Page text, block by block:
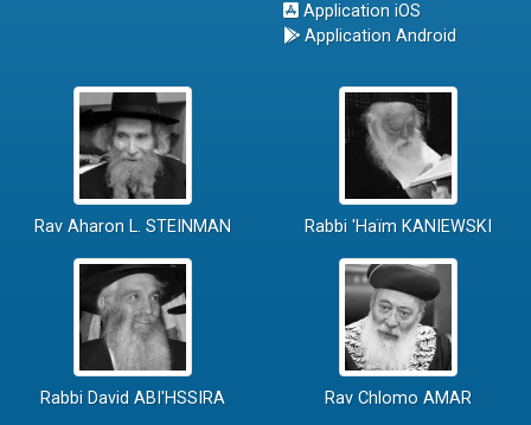
Application iOS
Application Android
Rav Aharon L. STEINMAN Rabbi 'Haïm KANIEWSKI
Rabbi David ABI'HSSIRA Rav Chlomo AMAR